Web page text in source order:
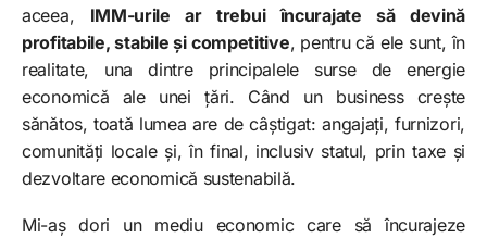
aceea, IMM-urile ar trebui încurajate să devină
profitabile, stabile și competitive, pentru că ele sunt, în
realitate, una dintre principalele surse de energie
economică ale unei țări. Când un business crește
sănătos, toată lumea are de câștigat: angajați, furnizori,
comunități locale și, în final, inclusiv statul, prin taxe și
dezvoltare economică sustenabilă.
Mi-aș dori un mediu economic care să încurajeze